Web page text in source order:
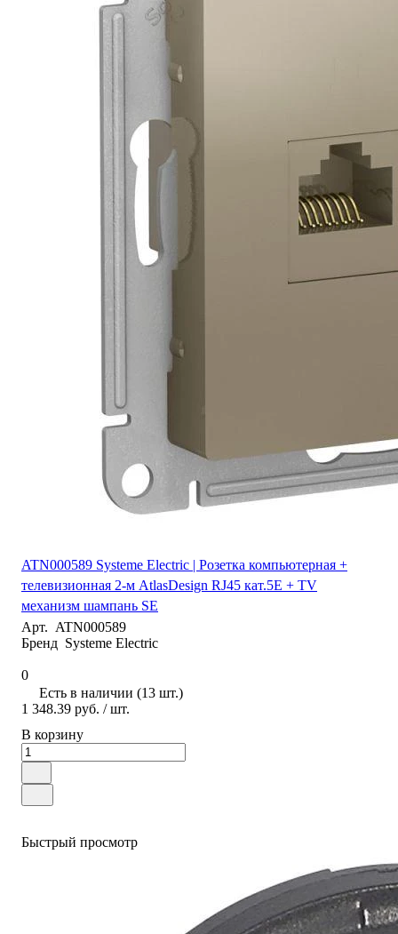
ATN000589 Systeme Electric | Розетка компьютерная +
телевизионная 2-м AtlasDesign RJ45 кат.5E + TV
механизм шампань SE
Арт. ATN000589
Бренд Systeme Electric
0
Есть в наличии (13 шт.)
1 348.39 руб. / шт.
В корзину
Быстрый просмотр